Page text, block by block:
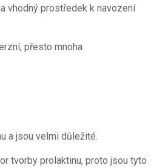
vhodný prostředek k navození
přesto mnoha
a jsou velmi důležité.
tvorby prolaktinu, proto jsou tyto